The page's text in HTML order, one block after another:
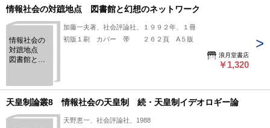
情報社会の対蹠地点 図書館と幻想のネットワーク
情報社会の
対蹠地点
図書館と幻
加藤一夫著、社会評論社、１９９２年、１冊
初版１刷 カバー 帯 ２６２頁 A５版
浪月堂書店
￥1,320
天皇制論叢8 情報社会の天皇制 続・天皇制イデオロギー論
天野恵一、社会評論社、1988